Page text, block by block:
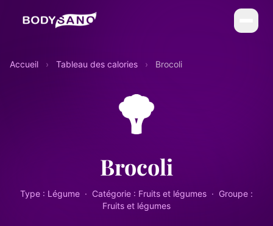
Soins esthétiques
Accueil › Tableau des calories › Brocoli
Brocoli
Type : Légume · Catégorie : Fruits et légumes · Groupe :
Fruits et légumes